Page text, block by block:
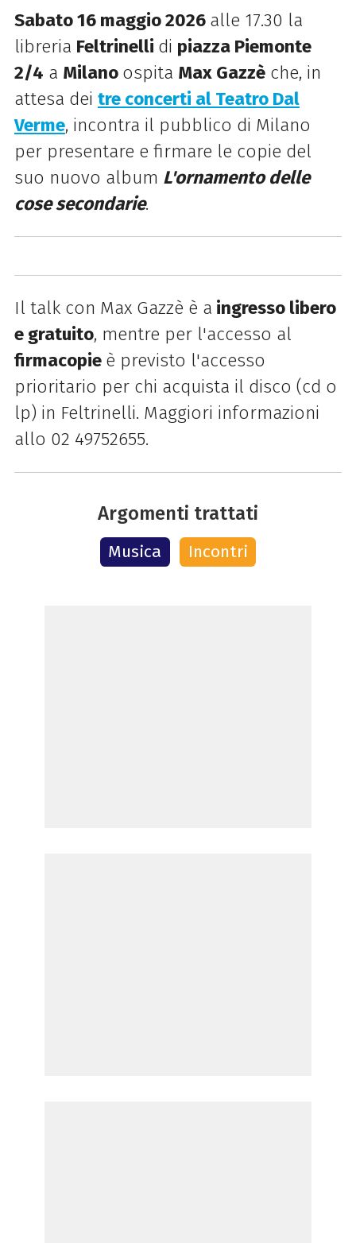
Sabato 16maggio 2026 alle 17.30 la
libreria Feltrinelli di piazza Piemonte
2/4 a Milano ospita Max Gazzèche, in
attesa dei tre concerti al Teatro Dal
Verme, incontra il pubblico di Milano
per presentare e firmare le copie del
suo nuovo album L'ornamento delle
cose secondarie.
Il talk con Max Gazzè è a ingresso libero
e gratuito, mentre per l'accesso al
firmacopie è previsto l'accesso
prioritario per chi acquista il disco (cd o
lp) in Feltrinelli. Maggiori informazioni
allo 02 49752655.
Argomenti trattati
Musica Incontri